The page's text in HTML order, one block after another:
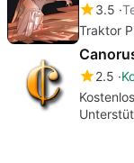
3.5
Traktor
2.5